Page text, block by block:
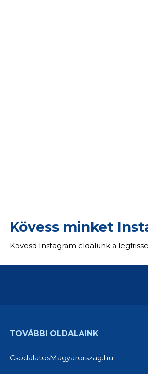
Kövess minket
Kövesd Instagram oldalunk a
TOVÁBBI OLDALAINK
CsodalatosMagyarorszag.hu